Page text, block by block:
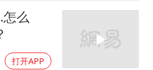
么
打开APP